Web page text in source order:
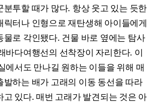
분투할 때가 많다. 항상 웃고 있는 듯한
릭터나 인형으로 재탄생해 아이들에게
물로 각인됐다. 건물 바로 옆에는 탐사
바다여행선의 선착장이 자리한다. 이
에서도 만나길 원하는 이들을 위해 매
발하는 배가 고래의 이동 동선을 따라
고 있다. 매번 고래가 발견되는 것은 아